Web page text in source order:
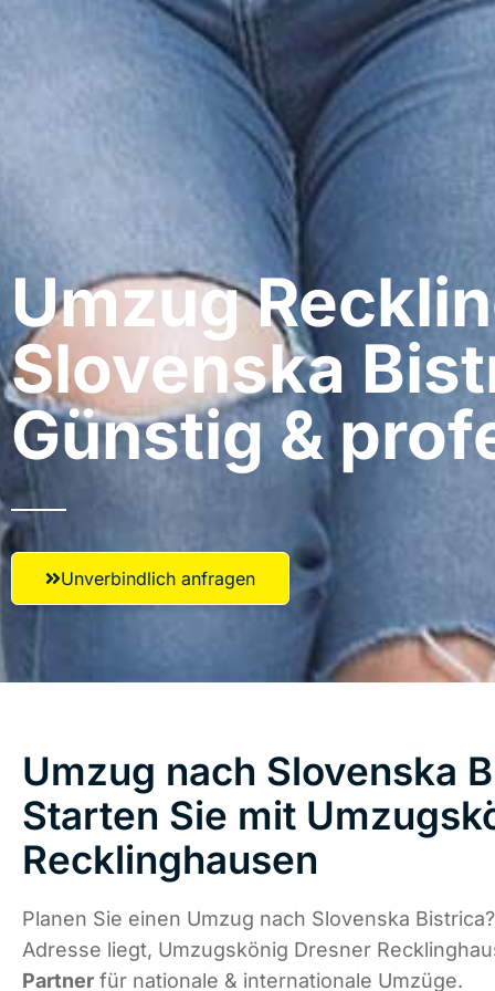
Umzug
Slovenska
Günstig &
Unverbindlich anfragen
Umzug nach Slovenska
Starten Sie mit
Recklinghausen
Planen Sie einen Umzug nach Slovenska
Adresse liegt, Umzugskönig Dresner
Partner für nationale & internationale Umzüge.